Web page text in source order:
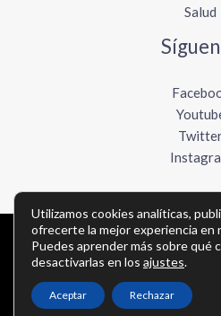
Salud
Copyright © Todos los
Política de privacidad-
Utilizamos cookies analíticas,
ofrecerte la mejor experiencia en
Puedes aprender más sobre qué
desactivarlas en los ajustes.
Aceptar Rechazar